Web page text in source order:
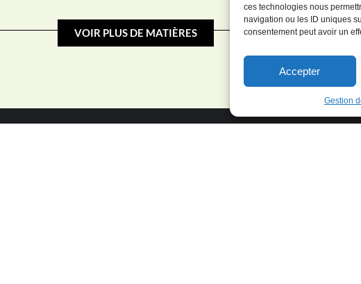
ces technologies nous
navigation ou les ID uniques
consentement peut avoir un
Accepter
Gestion
VOIR PLUS DE MATIÈRES